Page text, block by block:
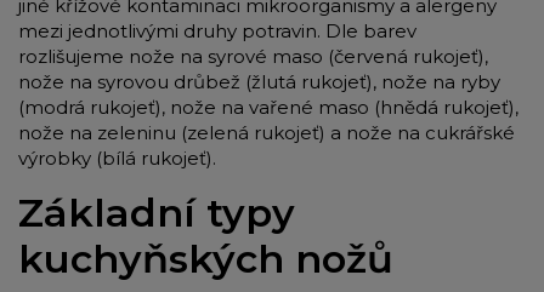
jiné křížové kontaminaci mikroorganismy a alergeny
mezi jednotlivými druhy potravin. Dle barev
rozlišujeme nože na syrové maso (červená rukojeť),
nože na syrovou drůbež (žlutá rukojeť), nože na ryby
(modrá rukojeť), nože na vařené maso (hnědá rukojeť),
nože na zeleninu (zelená rukojeť) a nože na cukrářské
výrobky (bílá rukojeť).
Základní typy
kuchyňských nožů